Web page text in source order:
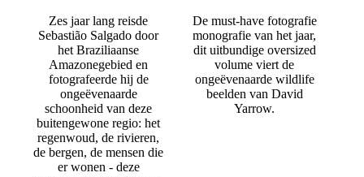
Zes jaar lang reisde
Sebastião Salgado door
het Braziliaanse
Amazonegebied en
fotografeerde hij de
ongeëvenaarde
schoonheid van deze
buitengewone regio: het
regenwoud, de rivieren,
de bergen, de mensen die
er wonen - deze
De must-have fotografie
monografie van het jaar,
dit uitbundige oversized
volume viert de
ongeëvenaarde wildlife
beelden van David
Yarrow.